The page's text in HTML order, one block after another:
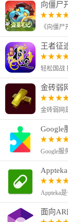
向僵尸
《向僵
王者征
轻松国战
金砖弱
Google
Appteka
面向AR